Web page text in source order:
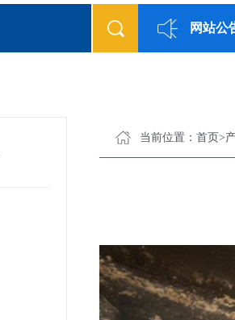
网站公
当前位置： 首页>